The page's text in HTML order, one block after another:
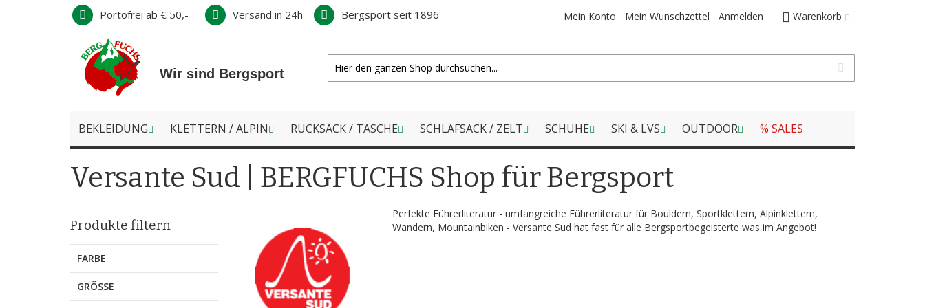
Direkt
Inhalt
Warenkorb
Mein Konto Mein Wunschzettel Anmelden
Portofrei ab € 50,- Versand in 24h Bergsport seit 1896
Wir sind Bergsport
BEKLEIDUNG KLETTERN / ALPIN RUCKSACK / TASCHE SCHLAFSACK / ZELT SCHUHE SKI & LVS OUTDOOR % SALES
Versante Sud | BERGFUCHS Shop für Bergsport
Perfekte Führerliteratur - umfangreiche Führerliteratur für Bouldern, Sportklettern, Alpinklettern,
Wandern, Mountainbiken - Versante Sud hat fast für alle Bergsportbegeisterte was im Angebot!
Produkte filtern
FARBE
GRÖSSE